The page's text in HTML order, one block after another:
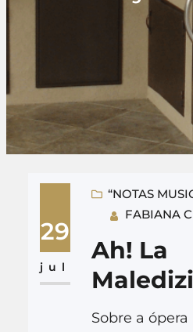
29
jul
“NOTAS
FABIANA
Ah! La
Sobre a